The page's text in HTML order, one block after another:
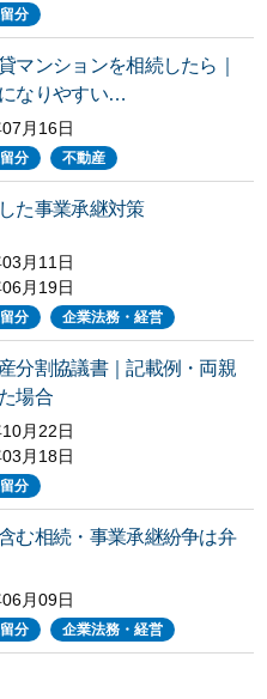
分
マンションを相続したら｜
なりやすい…
月16日
分 不動産
た事業承継対策
月11日
月19日
分 企業法務・経営
分割協議書｜記載例・両親
場合
月22日
月18日
分
む相続・事業承継紛争は弁
月09日
分 企業法務・経営